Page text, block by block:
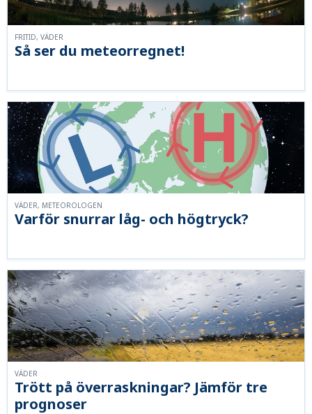
Så ser du meteorregnet!
FRITID, VÄDER
Varför snurrar låg- och högtryck?
VÄDER, METEOROLOGEN
Trött på överraskningar? Jämför tre
prognoser
VÄDER